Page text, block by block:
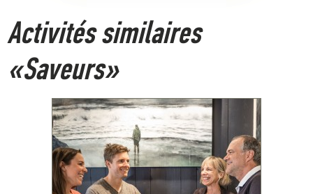
Activités similaires
«Saveurs»